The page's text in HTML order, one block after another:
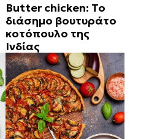
Butter chicken: Το
διάσημο βουτυράτο
κοτόπουλο της
Ινδίας